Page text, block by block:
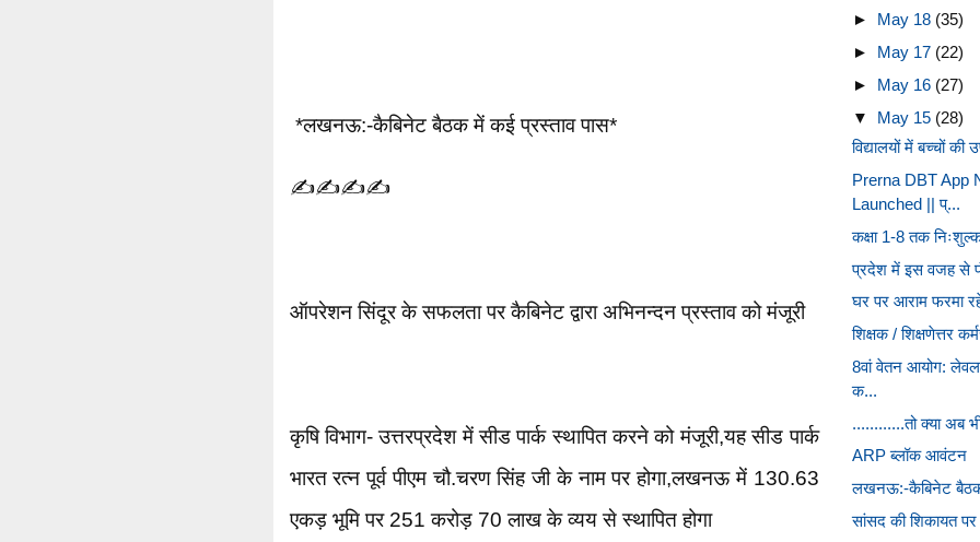
*लखनऊ:-कैबिनेट बैठक में कई प्रस्ताव पास*
✍️✍️✍️✍️
ऑपरेशन सिंदूर के सफलता पर कैबिनेट द्वारा अभिनन्दन प्रस्ताव को मंजूरी
कृषि विभाग- उत्तरप्रदेश में सीड पार्क स्थापित करने को मंजूरी,यह सीड पार्क
भारत रत्न पूर्व पीएम चौ.चरण सिंह जी के नाम पर होगा,लखनऊ में 130.63
एकड़ भूमि पर 251 करोड़ 70 लाख के व्यय से स्थापित होगा
► May 18 (35)
► May 17 (22)
► May 16 (27)
▼ May 15 (28)
विद्यालयों में बच्चों की
Prerna DBT App
Launched || प्...
कक्षा 1-8 तक
प्रदेश में इस वजह से
घर पर आराम फरमा
शिक्षक / शिक्षणेत्तर
8वां वेतन आयोग:
क...
............तो क्या अब
ARP ब्लॉक आवंटन
लखनऊ:-कैबिनेट बैठक
सांसद की शिकायत